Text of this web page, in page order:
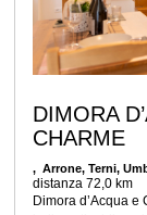
DIMORA
CHARME
, Arrone, Terni,
distanza 72,0 km
Dimora d’Acqua